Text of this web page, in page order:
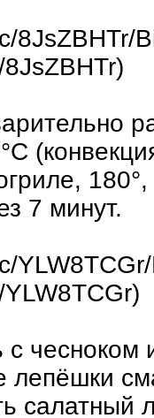
8JsZBHTr/
7 минут.
чесноком
салатный